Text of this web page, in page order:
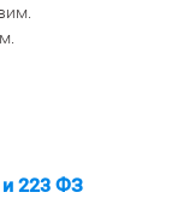
и 223 ФЗ